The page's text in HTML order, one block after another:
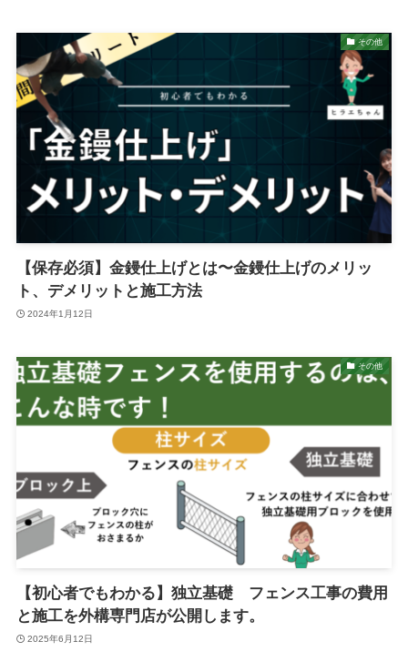
その他
【保存必須】金鏝仕上げとは〜金鏝仕上げのメリッ
ト、デメリットと施工方法
2024年1月12日
その他
【初心者でもわかる】独立基礎 フェンス工事の費用
と施工を外構専門店が公開します。
2025年6月12日